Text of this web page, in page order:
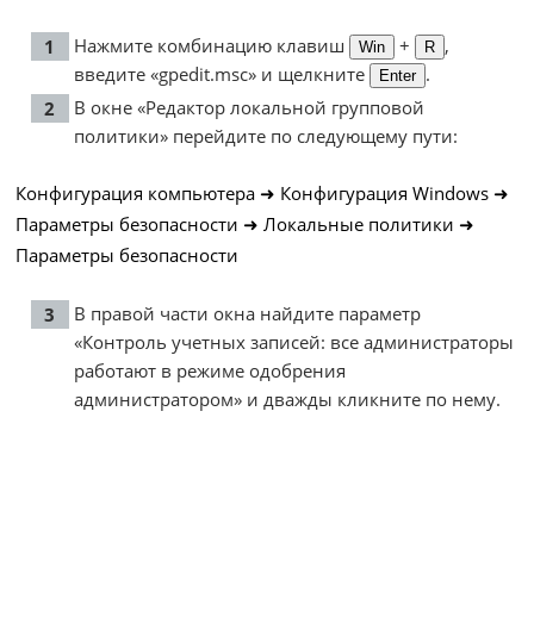
Нажмите комбинацию клавиш Win + R ,
введите «gpedit.msc» и щелкните
Enter .
В окне «Редактор локальной групповой
политики» перейдите по следующему пути:
Конфигурация компьютера ➜ Конфигурация Windows ➜
Параметры безопасности ➜ Локальные политики ➜
Параметры безопасности
В правой части окна найдите параметр
«Контроль учетных записей: все администраторы
работают в режиме одобрения
администратором» и дважды кликните по нему.